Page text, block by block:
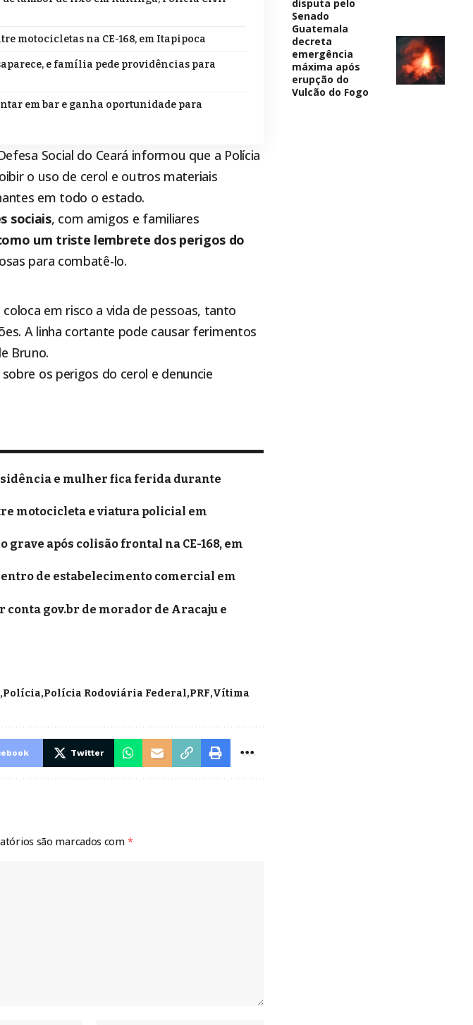
motocicletas na CE-168, em Itapipoca
e família pede providências para
em bar e ganha oportunidade para
Social do Ceará informou que a Polícia
o uso de cerol e outros materiais
em todo o estado.
sociais, com amigos e familiares
um triste lembrete dos perigos do
para combatê-lo.
em risco a vida de pessoas, tanto
A linha cortante pode causar ferimentos
Bruno.
os perigos do cerol e denuncie
e mulher fica ferida durante
motocicleta e viatura policial em
após colisão frontal na CE-168, em
de estabelecimento comercial em
gov.br de morador de Aracaju e
Polícia Polícia Rodoviária Federal PRF Vítima
Twitter
são marcados com *
disputa pelo
Senado
Guatemala
decreta
emergência
máxima após
erupção do
Vulcão do Fogo